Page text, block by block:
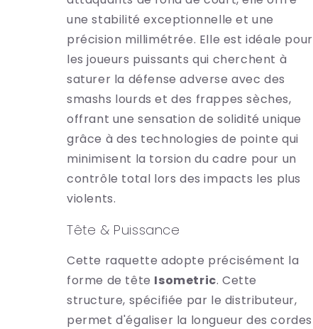
une stabilité exceptionnelle et une
précision millimétrée. Elle est idéale pour
les joueurs puissants qui cherchent à
saturer la défense adverse avec des
smashs lourds et des frappes sèches,
offrant une sensation de solidité unique
grâce à des technologies de pointe qui
minimisent la torsion du cadre pour un
contrôle total lors des impacts les plus
violents.
Tête & Puissance
Cette raquette adopte précisément la
forme de tête Isometric. Cette
structure, spécifiée par le distributeur,
permet d'égaliser la longueur des cordes